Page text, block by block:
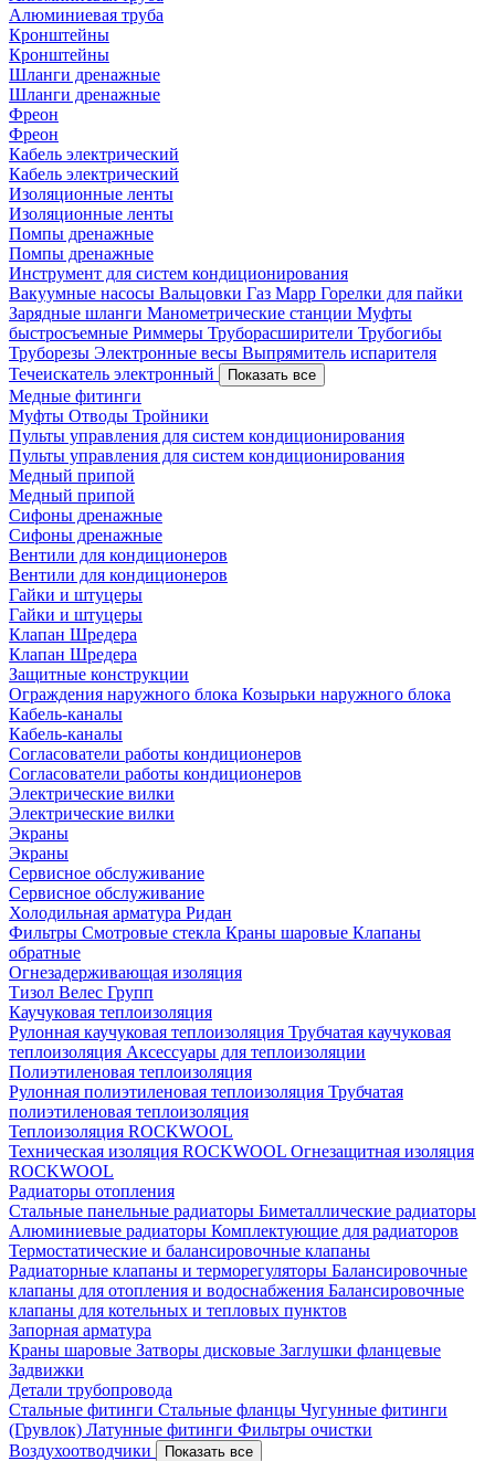
Алюминиевая труба
Кронштейны
Кронштейны
Шланги дренажные
Шланги дренажные
Фреон
Фреон
Кабель электрический
Кабель электрический
Изоляционные ленты
Изоляционные ленты
Помпы дренажные
Помпы дренажные
Инструмент для систем кондиционирования
Вакуумные насосы Вальцовки Газ Mapp Горелки для пайки
Зарядные шланги Манометрические станции Муфты
быстросъемные Риммеры Труборасширители Трубогибы
Труборезы Электронные весы Выпрямитель испарителя
Течеискатель электронный
Показать все
Медные фитинги
Муфты Отводы Тройники
Пульты управления для систем кондиционирования
Пульты управления для систем кондиционирования
Медный припой
Медный припой
Сифоны дренажные
Сифоны дренажные
Вентили для кондиционеров
Вентили для кондиционеров
Гайки и штуцеры
Гайки и штуцеры
Клапан Шредера
Клапан Шредера
Защитные конструкции
Ограждения наружного блока Козырьки наружного блока
Кабель-каналы
Кабель-каналы
Согласователи работы кондиционеров
Согласователи работы кондиционеров
Электрические вилки
Электрические вилки
Экраны
Экраны
Сервисное обслуживание
Сервисное обслуживание
Холодильная арматура Ридан
Фильтры Смотровые стекла Краны шаровые Клапаны
обратные
Огнезадерживающая изоляция
Тизол Велес Групп
Каучуковая теплоизоляция
Рулонная каучуковая теплоизоляция Трубчатая каучуковая
теплоизоляция Аксессуары для теплоизоляции
Полиэтиленовая теплоизоляция
Рулонная полиэтиленовая теплоизоляция Трубчатая
полиэтиленовая теплоизоляция
Теплоизоляция ROCKWOOL
Техническая изоляция ROCKWOOL Огнезащитная изоляция
ROCKWOOL
Радиаторы отопления
Стальные панельные радиаторы Биметаллические радиаторы
Алюминиевые радиаторы Комплектующие для радиаторов
Термостатические и балансировочные клапаны
Радиаторные клапаны и терморегуляторы Балансировочные
клапаны для отопления и водоснабжения Балансировочные
клапаны для котельных и тепловых пунктов
Запорная арматура
Краны шаровые Затворы дисковые Заглушки фланцевые
Задвижки
Детали трубопровода
Стальные фитинги Стальные фланцы Чугунные фитинги
(Грувлок) Латунные фитинги Фильтры очистки
Воздухоотводчики
Показать все